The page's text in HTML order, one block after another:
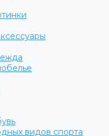
видов спорта